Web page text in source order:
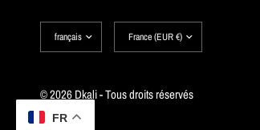
Mettre
jour
région
Mettre
jour
région
© 2026 Dkali - Tous droits réservés
FR